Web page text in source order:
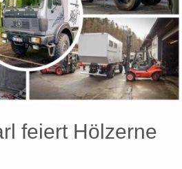
feiert Hölzerne